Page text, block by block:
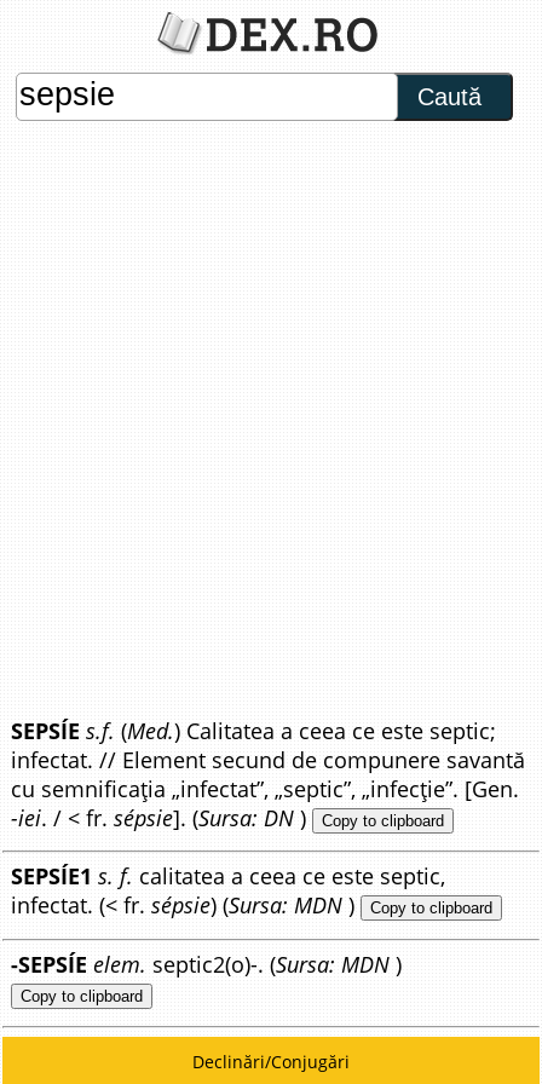
Caută
SEPSÍE s.f. (Med.) Calitatea a ceea ce este septic;
infectat. // Element secund de compunere savantă
cu semnificația „infectat”, „septic”, „infecție”. [Gen.
-iei. / < fr.sépsie]. (Sursa: DN ) Copy to clipboard
SEPSÍE1 s. f. calitatea a ceea ce este septic,
infectat. (< fr.sépsie) (Sursa: MDN ) Copy to clipboard
-SEPSÍE elem. septic2(o)-. (Sursa: MDN )
Copy to clipboard
Declinări/Conjugări